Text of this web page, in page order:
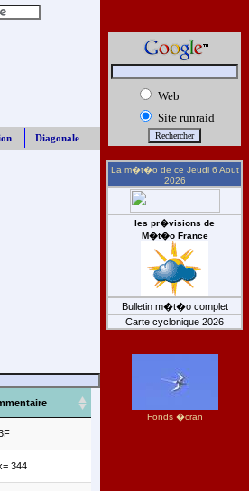
Diagonale
344
Web
Site runraid
La m�t�o de ce Jeudi 6 Aout
2026
les pr�visions de
M�t�o France
Bulletin m�t�o complet
Carte cyclonique 2026
Fonds �cran